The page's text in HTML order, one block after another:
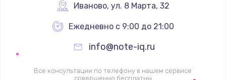
Иваново, ул. 8 Марта, 32
Ежедневно с 9:00 до 21:00
info@note-iq.ru
Все консультации по телефону в нашем сервисе
совершенно бесплатны